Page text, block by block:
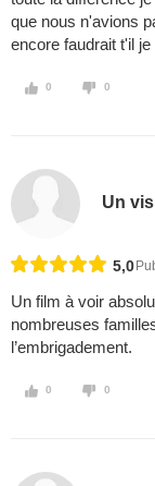
que nous n'avions
encore faudrait t'il
0 0
Un
5,0
Un film à voir
nombreuses
l’embrigadement.
0 0